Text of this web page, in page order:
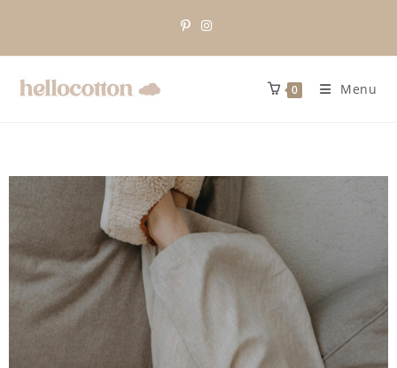
0 Menu